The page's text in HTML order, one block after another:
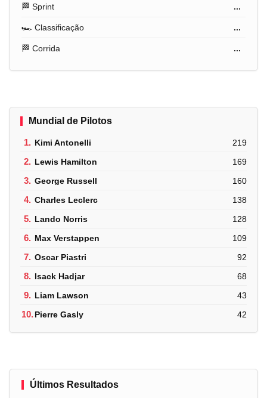
🏁 Sprint ...
🏎️ Classificação ...
🏁 Corrida ...
Mundial de Pilotos
1. Kimi Antonelli 219
2. Lewis Hamilton 169
3. George Russell 160
4. Charles Leclerc 138
5. Lando Norris 128
6. Max Verstappen 109
7. Oscar Piastri 92
8. Isack Hadjar 68
9. Liam Lawson 43
10.Pierre Gasly 42
Últimos Resultados